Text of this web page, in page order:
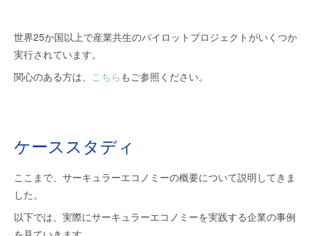
世界25か国以上で産業共生のパイロットプロジェクトがいくつか
実行されています。
関心のある方は、 こちら もご参照ください。
ケーススタディ
ここまで、サーキュラーエコノミーの概要について説明してきま
した。
以下では、実際にサーキュラーエコノミーを実践する企業の事例